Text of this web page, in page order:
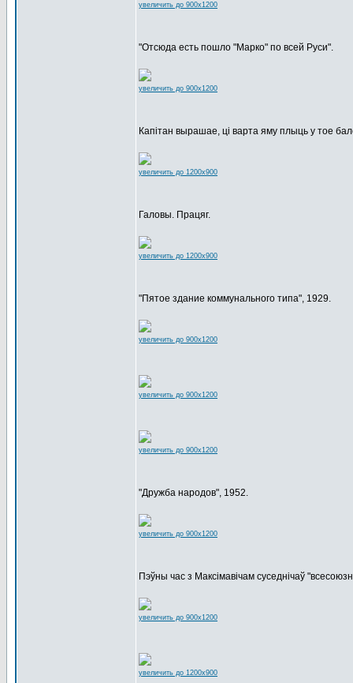
увеличить до 900x1200
"Отсюда есть пошло "Марко" по всей Руси".
увеличить до 900x1200
Капітан вырашае, ці варта яму плыць у тое
увеличить до 1200x900
Галовы. Працяг.
увеличить до 1200x900
"Пятое здание коммунального типа", 1929.
увеличить до 900x1200
увеличить до 900x1200
увеличить до 900x1200
"Дружба народов", 1952.
увеличить до 900x1200
Пэўны час з Максімавічам суседнічаў
увеличить до 900x1200
увеличить до 1200x900